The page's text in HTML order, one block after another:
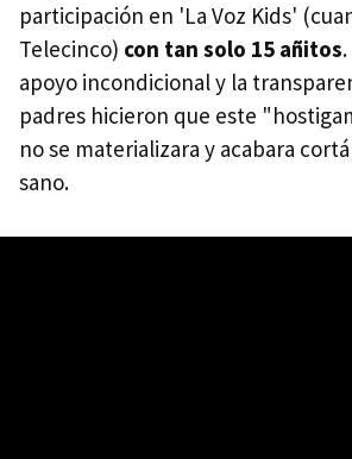
participación en 'La Voz Kids'
Telecinco) con tan solo 15 añitos
apoyo incondicional y la
padres hicieron que este
no se materializara y acabara
sano.